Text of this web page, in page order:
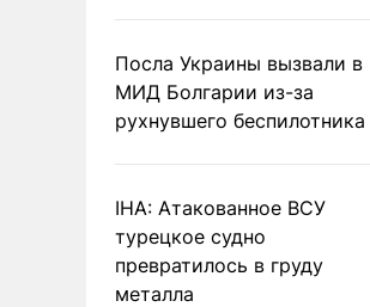
Посла Украины вызвали в
МИД Болгарии из-за
рухнувшего беспилотника
IHA: Атакованное ВСУ
турецкое судно
превратилось в груду
металла